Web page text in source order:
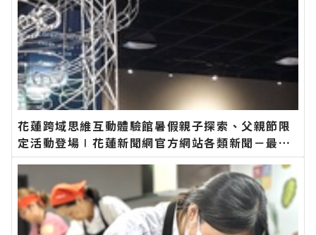
花蓮跨域思維互動體驗館暑假親子探索、父親節限
定活動登場∣花蓮新聞網官方網站各類新聞－最快
速的今日新聞報導 最新的在地資訊！